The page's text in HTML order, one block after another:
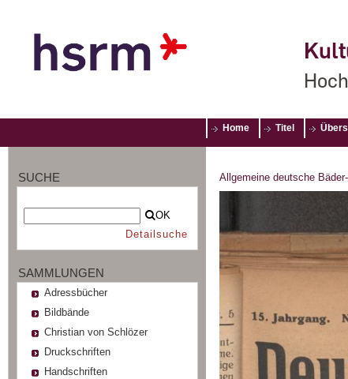
Home Titel
SUCHE
OK
Detailsuche
SAMMLUNGEN
Adressbücher
Bildbände
Christian von Schlözer
Druckschriften
Handschriften
Allgemeine deutsche